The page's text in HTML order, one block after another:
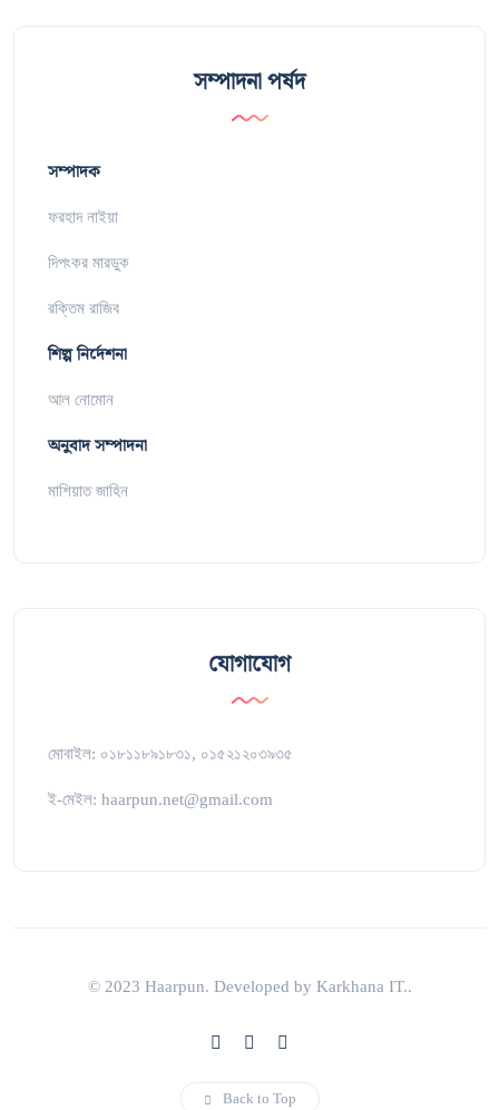
সম্পাদনা পর্ষদ
সম্পাদক
ফরহাদ নাইয়া
দিপংকর মারডুক
রক্তিম রাজিব
শিল্প নির্দেশনা
আল নোমোন
অনুবাদ সম্পাদনা
মাশিয়াত জাহিন
যোগাযোগ
মোবাইল: ০১৮১১৮৯১৮৩১, ০১৫২১২০৩৯৩৫
ই-মেইল: haarpun.net@gmail.com
© 2023 Haarpun. Developed by Karkhana IT..
Back to Top